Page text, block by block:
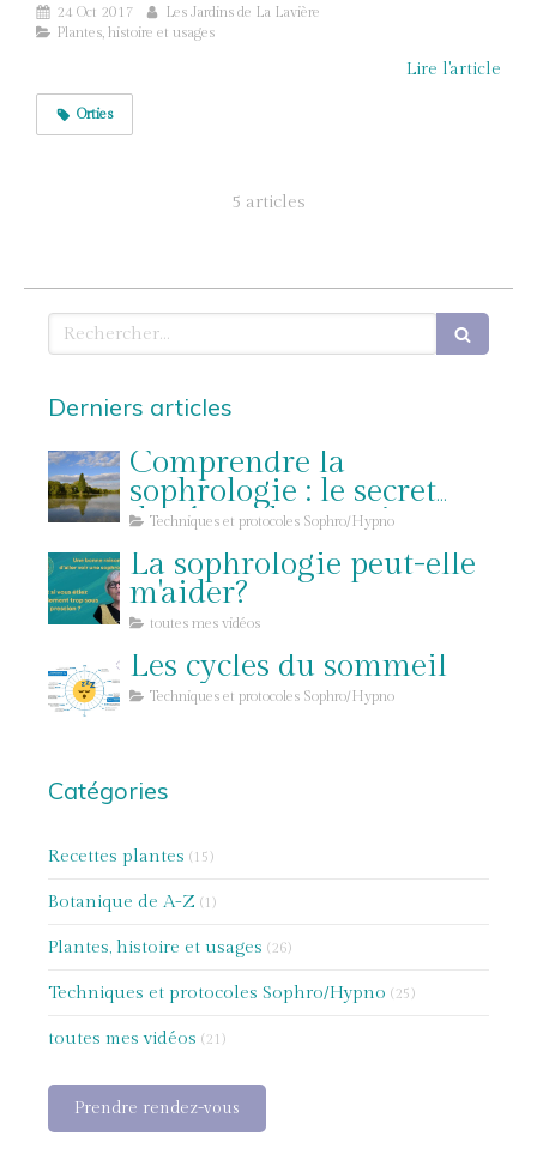
24 Oct 2017
Les Jardins de La Lavière
Plantes, histoire et usages
Lire l'article
Orties
5 articles
Rechercher
Derniers articles
Comprendre la
sophrologie : le secret
des états de conscience
pour lâcher prise
Techniques et protocoles Sophro/Hypno
La sophrologie peut-elle
m'aider?
toutes mes vidéos
Les cycles du sommeil
Techniques et protocoles Sophro/Hypno
Catégories
Recettes plantes (15)
Botanique de A-Z (1)
Plantes, histoire et usages (26)
Techniques et protocoles Sophro/Hypno (25)
toutes mes vidéos (21)
Prendre rendez-vous